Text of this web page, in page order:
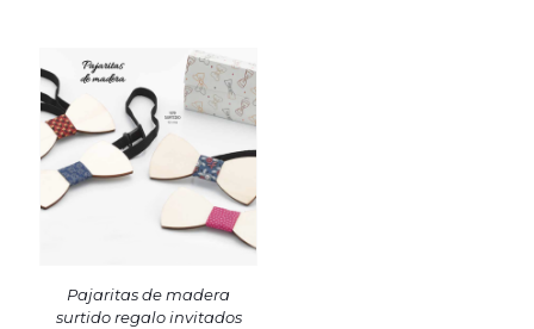
Pajaritas de madera
surtido regalo invitados